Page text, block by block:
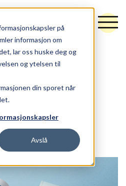
på
informasjon om
lar oss huske deg og
og ytelsen til
din sporet når
Avslå
EN